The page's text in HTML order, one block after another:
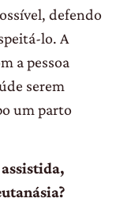
defendo
lo. A
a pessoa
serem
um parto